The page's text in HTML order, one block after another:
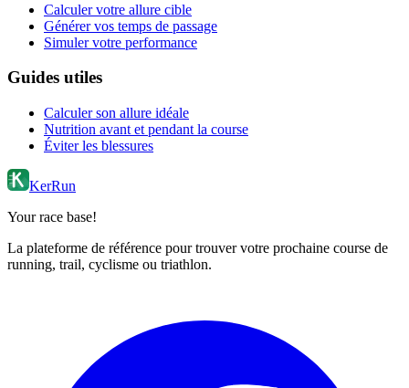
Calculer votre allure cible
Générer vos temps de passage
Simuler votre performance
Guides utiles
Calculer son allure idéale
Nutrition avant et pendant la course
Éviter les blessures
KerRun
Your race base!
La plateforme de référence pour trouver votre prochaine course de
running, trail, cyclisme ou triathlon.